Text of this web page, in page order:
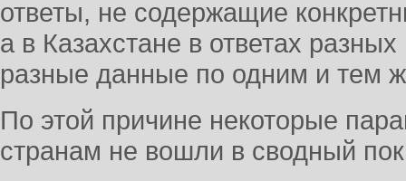
ответы, не содержащие
а в Казахстане в ответах
разные данные по одним и тем
По этой причине некоторые
странам не вошли в сводный